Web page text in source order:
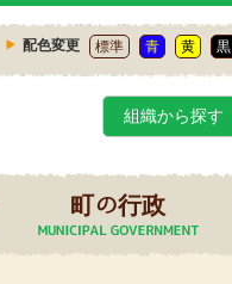
配色変更 標準 青 黄 黒
組織から探す
町の行政